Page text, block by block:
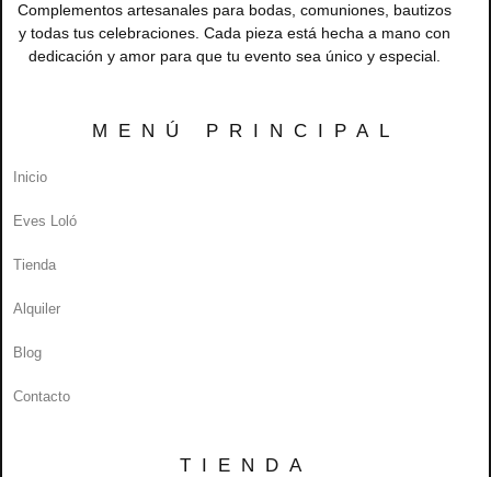
Complementos artesanales para bodas, comuniones, bautizos
y todas tus celebraciones. Cada pieza está hecha a mano con
dedicación y amor para que tu evento sea único y especial.
MENÚ PRINCIPAL
Inicio
Eves Loló
Tienda
Alquiler
Blog
Contacto
TIENDA